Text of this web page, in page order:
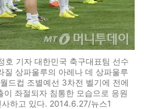
호 기자 대한민국 축구대표팀 선수
상파울루의 아레나 데 상파울루
드컵 조별예선 3차전 벨기에 전에
좌절되자 침통한 모습으로 응원
하고 있다. 2014.6.27/뉴스1